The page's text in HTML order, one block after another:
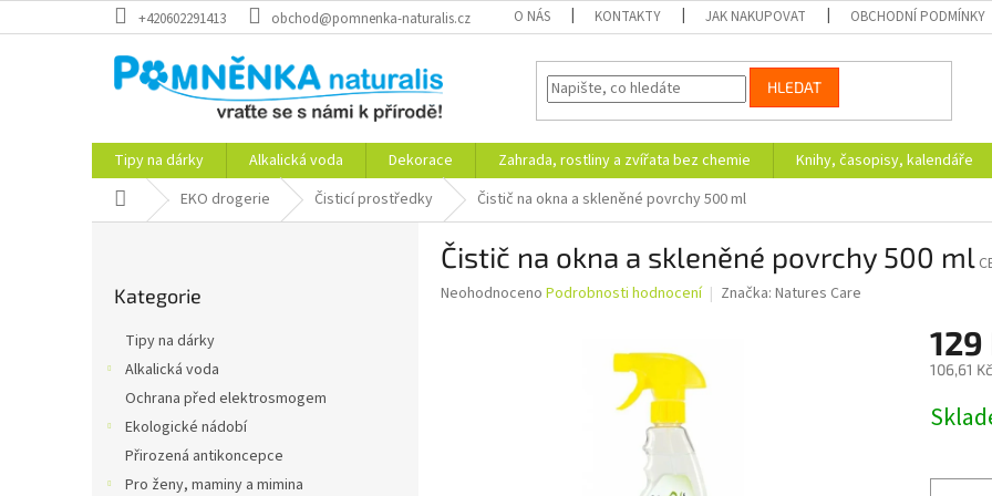
na
+420602291413 obchod@pomnenka-naturalis.cz O NÁS KONTAKTY JAK NAKUPOVAT OBCHODNÍ PODMÍNKY
HLEDAT
Tipy na dárky Alkalická voda Dekorace Zahrada, rostliny a zvířata bez chemie Knihy, časopisy, kalendáře
Domů EKO drogerie Čisticí prostředky Čistič na okna a skleněné povrchy 500 ml
kategorie
Kategorie
Tipy na dárky
Alkalická voda
Ochrana před elektrosmogem
Ekologické nádobí
Přirozená antikoncepce
Pro ženy, maminy a mimina
Čistič na okna a skleněné povrchy 500 ml
Průměrné
Neohodnoceno Podrobnosti hodnocení Značka: Natures Care
129
106,61
cena: